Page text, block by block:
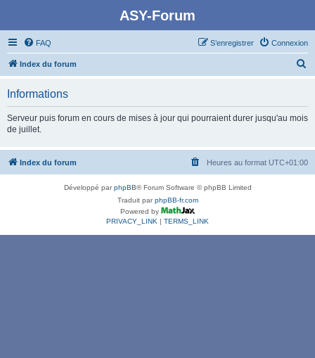
ASY-Forum
FAQ Connexion
S’enregistrer
Index du forum
c
Informations
Serveur puis forum en cours de mises à jour qui pourraient durer jusqu'au mois
de juillet.
Index du forum Heures au format UTC+01:00
Développé parphpBB® Forum Software © phpBB Limited
Traduit parphpBB-fr.com
Powered by
PRIVACY_LINK | TERMS_LINK